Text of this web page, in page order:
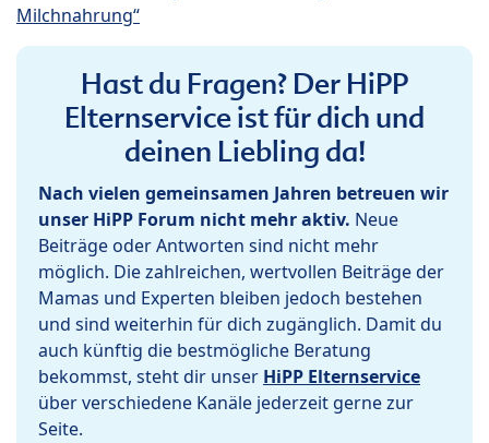
Milchnahrung“
Hast du Fragen? Der HiPP
Elternservice ist für dich und
deinen Liebling da!
Nach vielen gemeinsamen Jahren betreuen wir
unser HiPP Forum nicht mehr aktiv. Neue
Beiträge oder Antworten sind nicht mehr
möglich. Die zahlreichen, wertvollen Beiträge der
Mamas und Experten bleiben jedoch bestehen
und sind weiterhin für dich zugänglich. Damit du
auch künftig die bestmögliche Beratung
bekommst, steht dir unser HiPP Elternservice
über verschiedene Kanäle jederzeit gerne zur
Seite.